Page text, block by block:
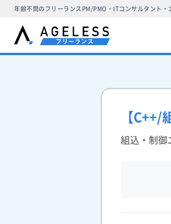
年齢不問のフリーランスPM/PMO・ITコンサルタント・
【C++/
組込・制御